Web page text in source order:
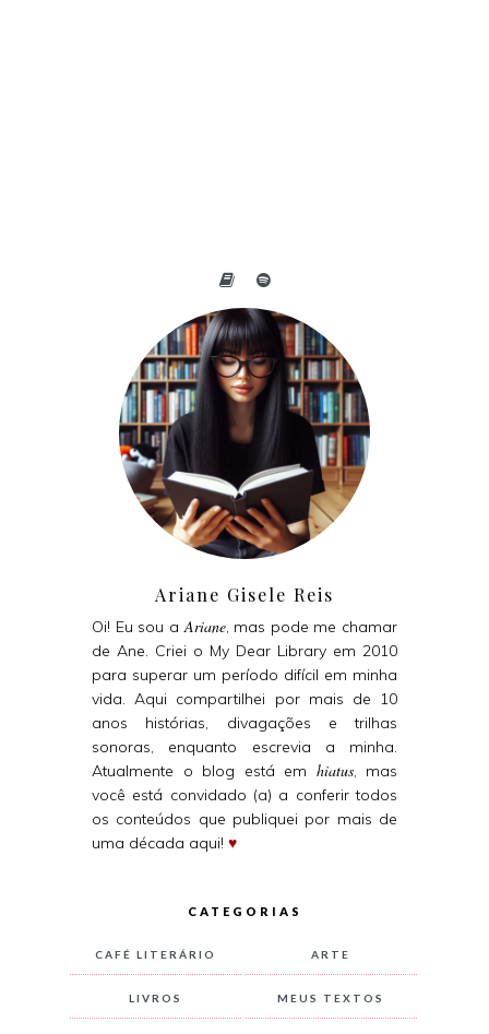
Ariane Gisele Reis
Oi! Eu sou aAriane, mas pode me chamar
de Ane. Criei o My Dear Library em 2010
para superar um período difícil em minha
vida. Aqui compartilhei por mais de 10
anos histórias, divagações e trilhas
sonoras, enquanto escrevia a minha.
Atualmente o blog está em hiatus, mas
você está convidado (a) a conferir todos
os conteúdos que publiquei por mais de
uma década aqui! ♥
CATEGORIAS
CAFÉ LITERÁRIO ARTE
LIVROS MEUS TEXTOS